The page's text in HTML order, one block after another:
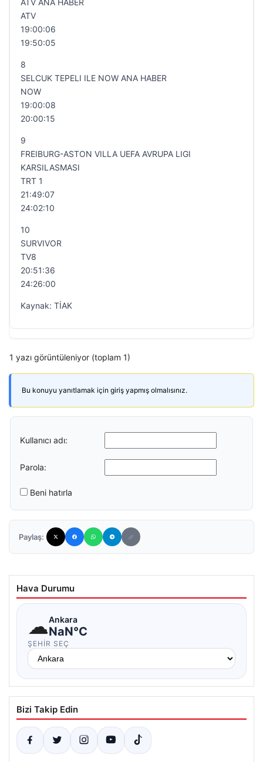
ATV ANA HABER
ATV
19:00:06
19:50:05
8
SELCUK TEPELI ILE NOW ANA HABER
NOW
19:00:08
20:00:15
9
FREIBURG-ASTON VILLA UEFA AVRUPA LIGI
KARSILASMASI
TRT 1
21:49:07
24:02:10
10
SURVIVOR
TV8
20:51:36
24:26:00
Kaynak: TİAK
1 yazı görüntüleniyor (toplam 1)
Bu konuyu yanıtlamak için giriş yapmış olmalısınız.
Kullanıcı adı:
Parola:
Beni hatırla
Paylaş:
Hava Durumu
☁Ankara
NaN°C
ŞEHIR SEÇ
Bizi Takip Edin